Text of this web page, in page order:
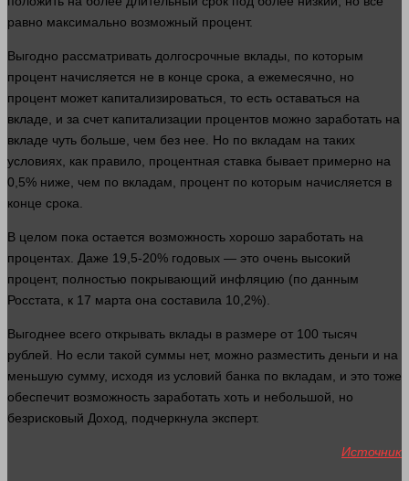
равно максимально возможный процент.
Выгодно рассматривать долгосрочные вклады, по которым
процент начисляется не в конце срока, а ежемесячно, но
процент может капитализироваться, то есть оставаться на
вкладе, и за счет капитализации процентов можно заработать на
вкладе чуть больше , чем без нее. Но по вкладам на таких
условиях, как правило , процентная ставка бывает примерно на
0,5% ниже, чем по вкладам, процент по которым начисляется в
конце срока.
В целом пока остается возможность хорошо заработать на
процентах. Даже 19,5-20% годовых — это очень высокий
процент, полностью покрывающий инфляцию (по данным
Росстата, к 17 марта она составила 10,2%).
Выгоднее всего открывать вклады в размере от 100 тысяч
рублей . Но если такой суммы нет, можно разместить деньги и на
меньшую сумму, исходя из условий банка по вкладам, и это тоже
обеспечит возможность заработать хоть и небольшой, но
безрисковый Доход , подчеркнула эксперт.
Источник